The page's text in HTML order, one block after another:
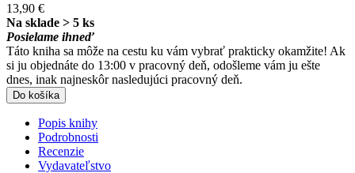
13,90 €
Na sklade > 5 ks
Posielame ihneď
Táto kniha sa môže na cestu ku vám vybrať prakticky okamžite! Ak
si ju objednáte do 13:00 v pracovný deň, odošleme vám ju ešte
dnes, inak najneskôr nasledujúci pracovný deň.
Do košíka
Popis knihy
Podrobnosti
Recenzie
Vydavateľstvo